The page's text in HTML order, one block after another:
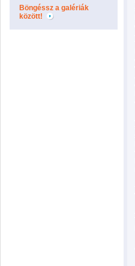
Böngéssz a galériák
között!